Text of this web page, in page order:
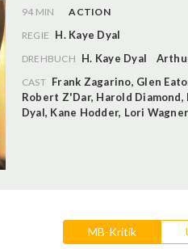
94 MIN
ACTION
REGIE H. Kaye Dyal
DREHBUCH H. Kaye Dyal
CAST Frank Zagarino, Glen
Robert Z'Dar, Harold Diamond,
Dyal, Kane Hodder, Lori Wagner
MB-Kritik